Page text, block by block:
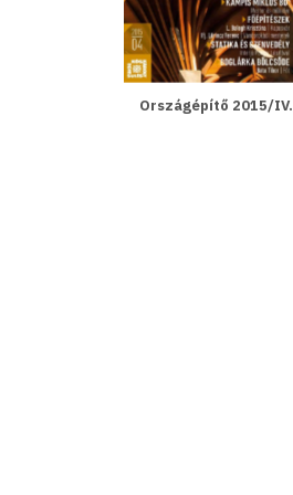
Országépítő 2015/IV.